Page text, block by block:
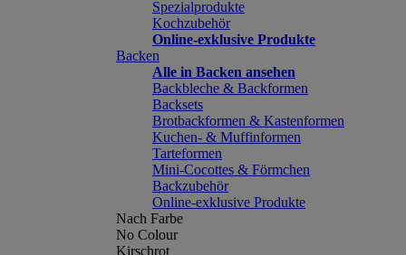
Spezialprodukte
Kochzubehör
Online-exklusive Produkte
Backen
Alle in Backen ansehen
Backbleche & Backformen
Backsets
Brotbackformen & Kastenformen
Kuchen- & Muffinformen
Tarteformen
Mini-Cocottes & Förmchen
Backzubehör
Online-exklusive Produkte
Nach Farbe
No Colour
Kirschrot